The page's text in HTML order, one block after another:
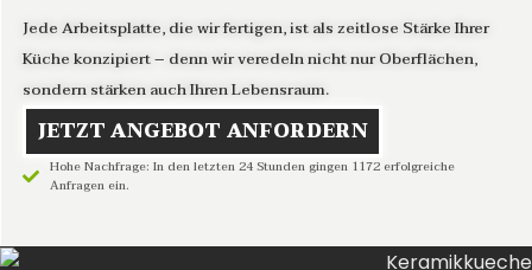
Jede Arbeitsplatte, die wir fertigen, ist als zeitlose Stärke Ihrer
Küche konzipiert – denn wir veredeln nicht nur Oberflächen,
sondern stärken auch Ihren Lebensraum.
JETZT ANGEBOT ANFORDERN
Hohe Nachfrage: In den letzten 24 Stunden gingen 1172 erfolgreiche
Anfragen ein.